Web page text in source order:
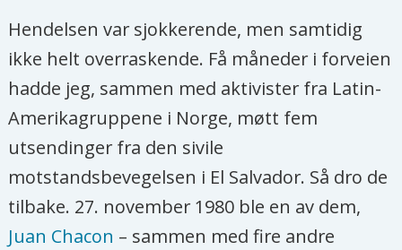
Hendelsen var sjokkerende, men samtidig
ikke helt overraskende. Få måneder i forveien
hadde jeg, sammen med aktivister fra Latin-
Amerikagruppene i Norge, møtt fem
utsendinger fra den sivile
motstandsbevegelsen i El Salvador. Så dro de
tilbake. 27. november 1980 ble en av dem,
Juan Chacon – sammen med fire andre